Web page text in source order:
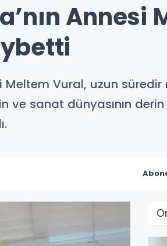
Annesi
Meltem Vural, uzun
ve sanat dünyasının